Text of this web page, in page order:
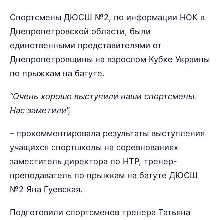
Спортсмены ДЮСШ №2, по информации НОК в
Днепропетровской области, были
единственными представителями от
Днепропетровщины на взрослом Кубке Украины
по прыжкам на батуте.
“Очень хорошо выступили наши спортсмены.
Нас заметили”,
– прокомментировала результаты выступления
учащихся спортшколы на соревнованиях
заместитель директора по НТР, тренер-
преподаватель по прыжкам на батуте ДЮСШ
№2 Яна Гуевская.
Подготовили спортсменов тренера Татьяна